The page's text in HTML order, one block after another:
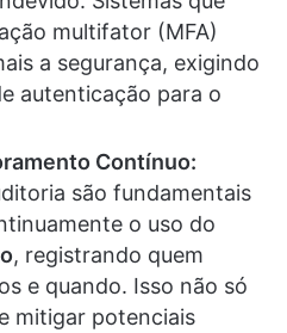
multifator (MFA)
a segurança, exigindo
autenticação para o
Contínuo:
são fundamentais
o uso do
, registrando quem
e quando. Isso não só
mitigar potenciais